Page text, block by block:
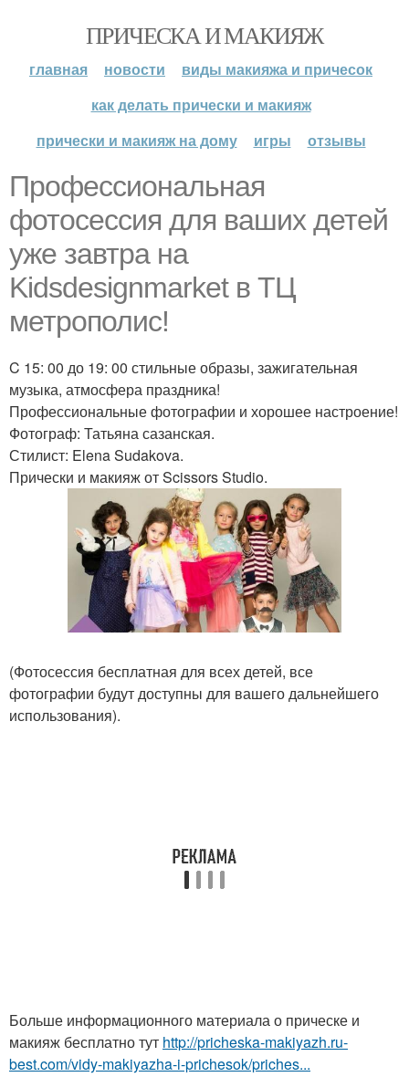
ПРИЧЕСКА И МАКИЯЖ
главная новости
виды макияжа и причесок
как делать прически и макияж
прически и макияж на дому
игры отзывы
Профессиональная
фотосессия для ваших детей
уже завтра на
Kidsdesignmarket в ТЦ
метрополис!
C 15: 00 до 19: 00 стильные образы, зажигательная
музыка, атмосфера праздника!
Профессиональные фотографии и хорошее настроение!
Фотограф: Татьяна сазанская.
Стилист: Elena Sudakova.
Прически и макияж от Scissors Studio.
(Фотосессия бесплатная для всех детей, все
фотографии будут доступны для вашего дальнейшего
использования).
Больше информационного материала о прическе и
макияж бесплатно тут http://pricheska-makiyazh.ru-
best.com/vidy-makiyazha-i-prichesok/priches...